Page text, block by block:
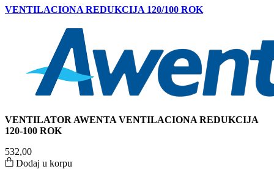
VENTILACIONA REDUKCIJA 120/100 ROK
VENTILATOR AWENTA VENTILACIONA REDUKCIJA
120-100 ROK
532,00
Dodaj u korpu